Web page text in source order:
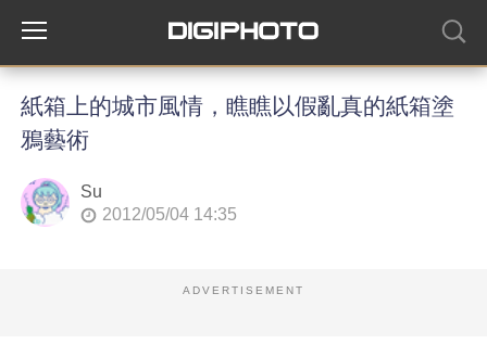
紙箱上的城市風情，瞧瞧以假亂真的紙箱塗
鴉藝術
Su
2012/05/04 14:35
ADVERTISEMENT